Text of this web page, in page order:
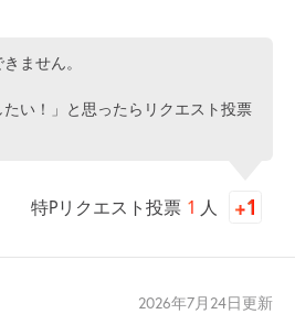
ません。
たい！」と思ったらリクエスト投票
特Pリクエスト投票 1 人
2026年7月24日更新